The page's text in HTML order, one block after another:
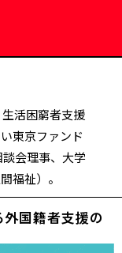
生活困窮者支援
東京ファンド
会理事、大学
福祉）。
外国籍者支援の